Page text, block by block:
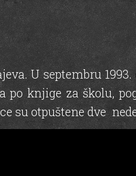
U septembru
po knjige za školu,
su otpuštene dve